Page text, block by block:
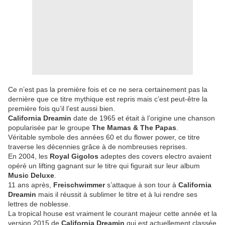
Ce n’est pas la première fois et ce ne sera certainement pas la
dernière que ce titre mythique est repris mais c’est peut-être la
première fois qu’il l’est aussi bien.
California Dreamin date de 1965 et était à l’origine une chanson
popularisée par le groupe The Mamas & The Papas
Véritable symbole des années 60 et du flower power, ce titre
traverse les décennies grâce à de nombreuses reprises.
En 2004, les Royal Gigolos adeptes des covers electro avaient
opéré un lifting gagnant sur le titre qui figurait sur leur album
Music Deluxe
11 ans après, Freischwimmers’attaque à son tour à California
Dreamin mais il réussit à sublimer le titre et à lui rendre ses
lettres de noblesse.
La tropical house est vraiment le courant majeur cette année et la
version 2015 de California Dreamin qui est actuellement classée